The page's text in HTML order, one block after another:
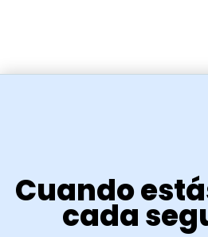
Cuando
cada